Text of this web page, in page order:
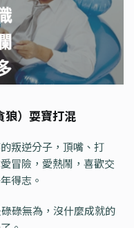
狼）耍寶打混
叛逆分子，頂嘴、打
冒險，愛熱鬧，喜歡交
得志。
碌無為，沒什麼成就的